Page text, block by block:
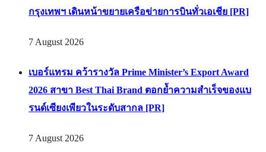
กรุงเทพฯ เดินหน้าขยายเครือข่ายการบินทั่วเอเชีย [PR]
7 August 2026
เบอร์แทรม คว้ารางวัล Prime Minister’s Export Award
2026 สาขา Best Thai Brand ตอกย้ำความสำเร็จของแบ
รนด์เซียงเพียวในระดับสากล [PR]
7 August 2026